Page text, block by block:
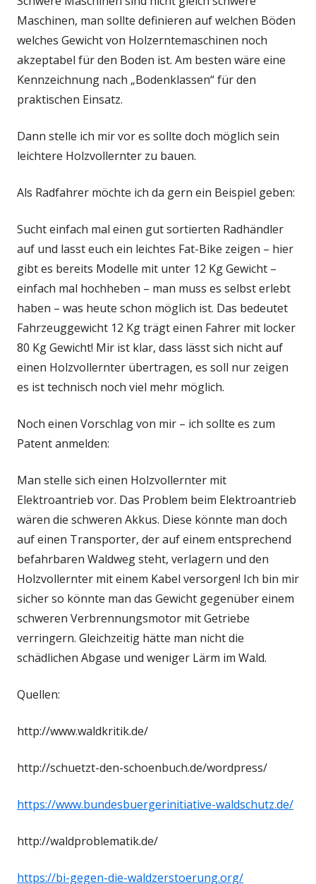
Maschinen, man sollte definieren auf welchen Böden
welches Gewicht von Holzerntemaschinen noch
akzeptabel für den Boden ist. Am besten wäre eine
Kennzeichnung nach „Bodenklassen“ für den
praktischen Einsatz.
Dann stelle ich mir vor es sollte doch möglich sein
leichtere Holzvollernter zu bauen.
Als Radfahrer möchte ich da gern ein Beispiel geben:
Sucht einfach mal einen gut sortierten Radhändler
auf und lasst euch ein leichtes Fat-Bike zeigen – hier
gibt es bereits Modelle mit unter 12 Kg Gewicht –
einfach mal hochheben – man muss es selbst erlebt
haben – was heute schon möglich ist. Das bedeutet
Fahrzeuggewicht 12 Kg trägt einen Fahrer mit locker
80 Kg Gewicht! Mir ist klar, dass lässt sich nicht auf
einen Holzvollernter übertragen, es soll nur zeigen
es ist technisch noch viel mehr möglich.
Noch einen Vorschlag von mir – ich sollte es zum
Patent anmelden:
Man stelle sich einen Holzvollernter mit
Elektroantrieb vor. Das Problem beim Elektroantrieb
wären die schweren Akkus. Diese könnte man doch
auf einen Transporter, der auf einem entsprechend
befahrbaren Waldweg steht, verlagern und den
Holzvollernter mit einem Kabel versorgen! Ich bin mir
sicher so könnte man das Gewicht gegenüber einem
schweren Verbrennungsmotor mit Getriebe
verringern. Gleichzeitig hätte man nicht die
schädlichen Abgase und weniger Lärm im Wald.
Quellen:
http://www.waldkritik.de/
http://schuetzt-den-schoenbuch.de/wordpress/
https://www.bundesbuergerinitiative-waldschutz.de/
http://waldproblematik.de/
https://bi-gegen-die-waldzerstoerung.org/